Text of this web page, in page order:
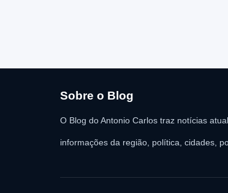
Sobre o Blog
O Blog do Antonio Carlos traz notícias
informações da região, política, cidades,